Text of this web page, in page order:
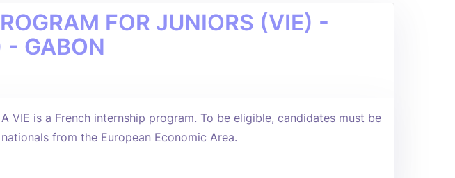
FOR JUNIORS (VIE) -
- GABON
A VIE is a French internship program. To be eligible, candidates must be
nationals from the European Economic Area.